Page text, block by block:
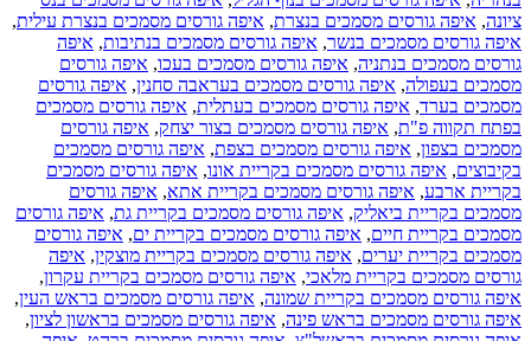
ציונה, איפה גורסים מסמכים בנצרת, איפה גורסים מסמכים בנצרת עילית,
איפה גורסים מסמכים בנשר, איפה גורסים מסמכים בנתיבות, איפה
גורסים מסמכים בנתניה, איפה גורסים מסמכים בעכו, איפה גורסים
מסמכים בעפולה, איפה גורסים מסמכים בעראבה סחנין, איפה גורסים
מסמכים בערד, איפה גורסים מסמכים בעתלית, איפה גורסים מסמכים
בפתח תקווה פ"ת, איפה גורסים מסמכים בצור יצחק, איפה גורסים
מסמכים בצפון, איפה גורסים מסמכים בצפת, איפה גורסים מסמכים
בקיבוצים, איפה גורסים מסמכים בקריית אונו, איפה גורסים מסמכים
בקריית ארבע, איפה גורסים מסמכים בקריית אתא, איפה גורסים
מסמכים בקריית ביאליק, איפה גורסים מסמכים בקריית גת, איפה גורסים
מסמכים בקריית חיים, איפה גורסים מסמכים בקריית ים, איפה גורסים
מסמכים בקריית יערים, איפה גורסים מסמכים בקריית מוצקין, איפה
גורסים מסמכים בקריית מלאכי, איפה גורסים מסמכים בקריית עקרון,
איפה גורסים מסמכים בקריית שמונה, איפה גורסים מסמכים בראש העין,
איפה גורסים מסמכים בראש פינה, איפה גורסים מסמכים בראשון לציון,